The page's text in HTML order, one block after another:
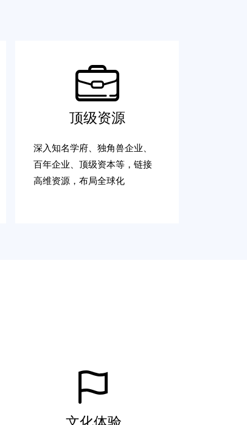
顶级资源
深入知名学府、独角兽企业、
百年企业、顶级资本等，链接
高维资源，布局全球化